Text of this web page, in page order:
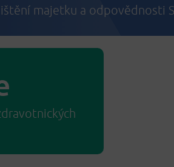
majetku a odpovědnosti